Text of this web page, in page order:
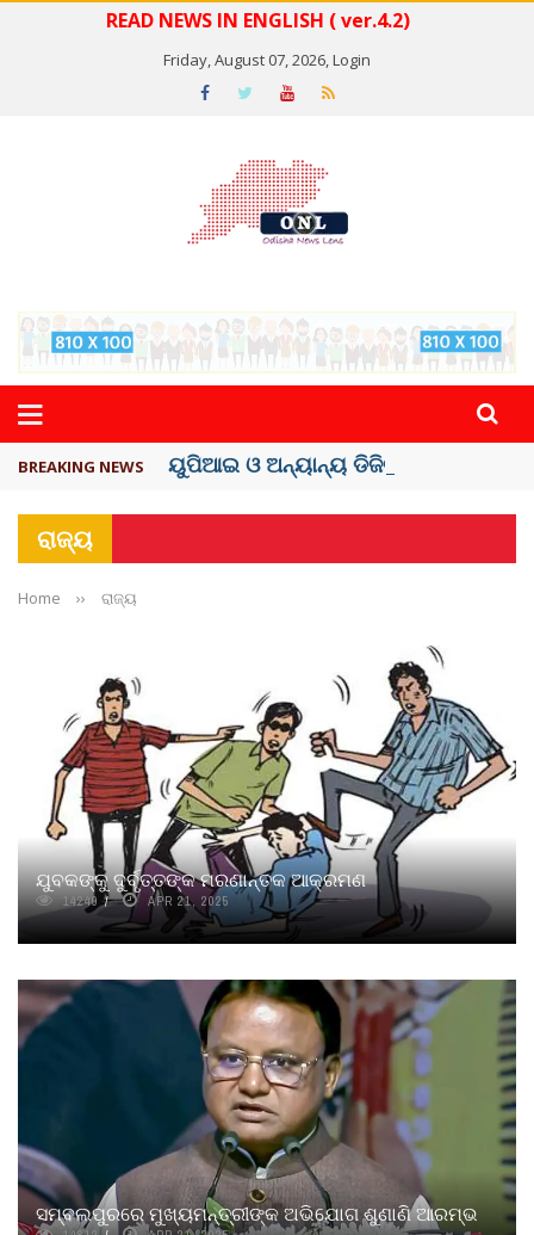
READ NEWS IN ENGLISH ( ver.4.2)
Friday, August 07, 2026,Login
BREAKING NEWS ୟୁପିଆଇ ଓ ଅନ୍ୟାନ୍ୟ ଡିଜିଟାଲ୍ ନେଣଦେଣ ...
ରାଜ୍ୟ
Home ›› ରାଜ୍ୟ
ଯୁବକଙ୍କୁ ଦୁର୍ବୃତ୍ତଙ୍କ ମରଣାନ୍ତକ ଆକ୍ରମଣ
14240 APR 21, 2025
ସମ୍ବଲପୁରରେ ମୁଖ୍ୟମନ୍ତ୍ରୀଙ୍କ ଅଭିଯୋଗ ଶୁଣାଣି ଆରମ୍ଭ